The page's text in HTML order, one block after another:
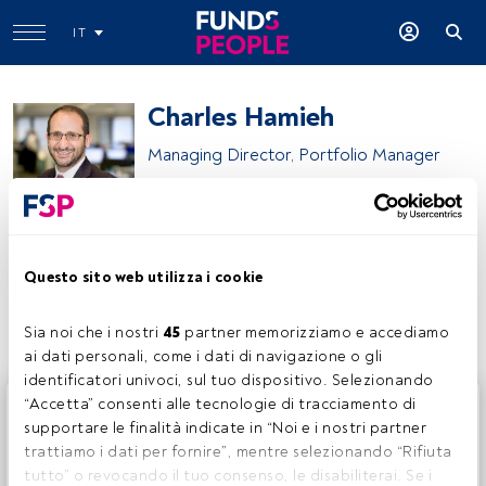
Questo sito web utilizza i cookie
Sia noi che i nostri 45 partner memorizziamo e accediamo
ai dati personali, come i dati di navigazione o gli
identificatori univoci, sul tuo dispositivo. Selezionando
“Accetta” consenti alle tecnologie di tracciamento di
supportare le finalità indicate in “Noi e i nostri partner
trattiamo i dati per fornire”, mentre selezionando “Rifiuta
tutto” o revocando il tuo consenso, le disabiliterai. Se i
IT
Charles Hamieh
Managing Director, Portfolio Manager
Condividi:
Questo è un articolo riservato agli utenti FundsPeople. Se
sei già registrato, accedi tramite il pulsante Login. Se non
hai ancora un account, ti invitiamo a registrarti per scoprire
tutti i contenuti che FundsPeople ha da offrire.